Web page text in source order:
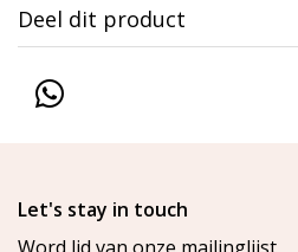
Deel dit product
Let's stay in touch